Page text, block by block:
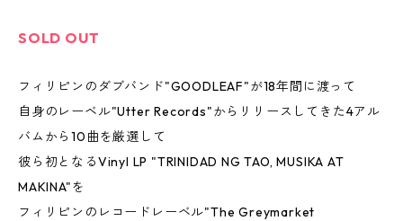
SOLD OUT
フィリピンのダブバンド"GOODLEAF"が18年間に渡って
自身のレーベル"Utter Records"からリリースしてきた4アル
バムから10曲を厳選して
彼ら初となるVinyl LP "TRINIDAD NG TAO, MUSIKA AT
MAKINA"を
フィリピンのレコードレーベル"The Greymarket